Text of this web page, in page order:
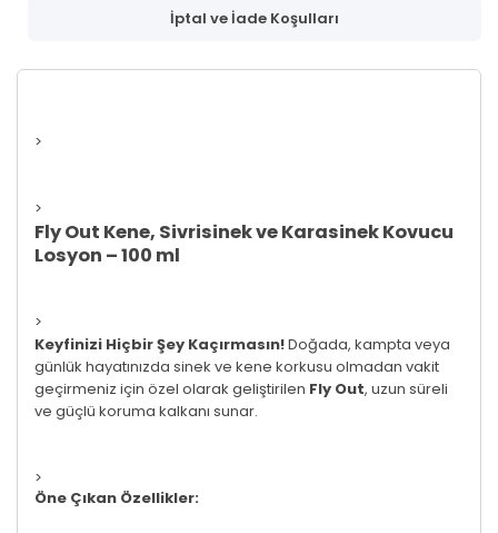
İptal ve İade Koşulları
>
>
Fly Out Kene, Sivrisinek ve Karasinek Kovucu
Losyon – 100 ml
>
Keyfinizi Hiçbir Şey Kaçırmasın!Doğada, kampta veya
günlük hayatınızda sinek ve kene korkusu olmadan vakit
geçirmeniz için özel olarak geliştirilen Fly Out, uzun süreli
ve güçlü koruma kalkanı sunar.
>
Öne Çıkan Özellikler: